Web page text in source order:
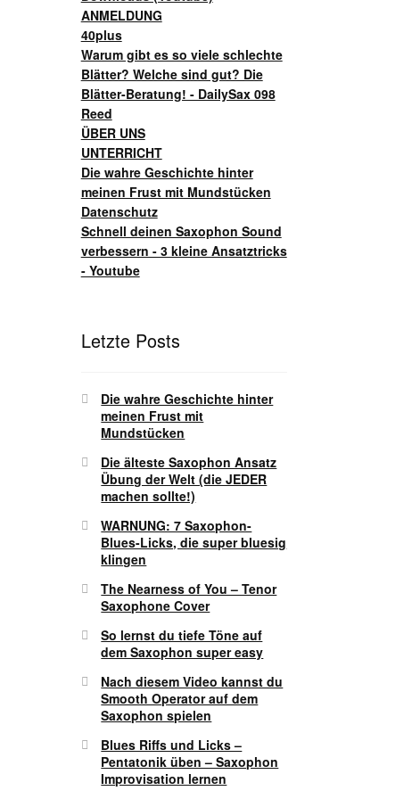
ANMELDUNG
40plus
Warum gibt es so viele schlechte
Blätter? Welche sind gut? Die
Blätter-Beratung! - DailySax 098
Reed
ÜBER UNS
UNTERRICHT
Die wahre Geschichte hinter
meinen Frust mit Mundstücken
Datenschutz
Schnell deinen Saxophon Sound
verbessern - 3 kleine Ansatztricks
- Youtube
Letzte Posts
Die wahre Geschichte hinter
meinen Frust mit
Mundstücken
Die älteste Saxophon Ansatz
Übung der Welt (die JEDER
machen sollte!)
WARNUNG: 7 Saxophon-
Blues-Licks, die super bluesig
klingen
The Nearness of You – Tenor
Saxophone Cover
So lernst du tiefe Töne auf
dem Saxophon super easy
Nach diesem Video kannst du
Smooth Operator auf dem
Saxophon spielen
Blues Riffs und Licks –
Pentatonik üben – Saxophon
Improvisation lernen